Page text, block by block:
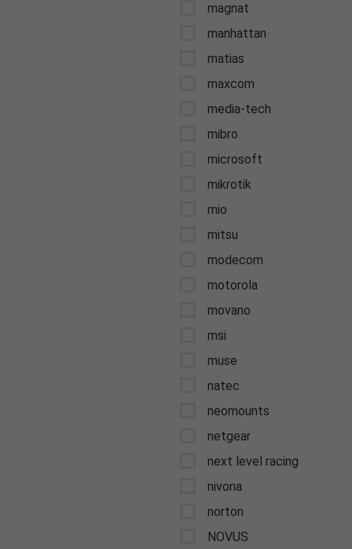
magnat
manhattan
matias
maxcom
media-tech
mibro
microsoft
mikrotik
mio
mitsu
modecom
motorola
movano
msi
muse
natec
neomounts
netgear
next level racing
nivona
norton
NOVUS